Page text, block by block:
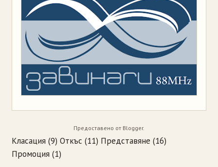
Предоставено от Blogger.
Класация (9) Откъс (11) Представяне (16)
Промоция (1)